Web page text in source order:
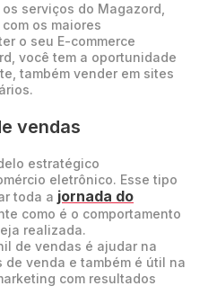
serviços do Magazord,
os maiores
o seu E-commerce
você tem a oportunidade
também vender em sites
vendas
estratégico
eletrônico. Esse tipo
toda a jornada do
como é o comportamento
realizada.
de vendas é ajudar na
venda e também é útil na
com resultados